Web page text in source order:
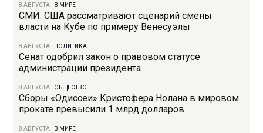
8 АВГУСТА В МИРЕ
СМИ: США рассматривают сценарий смены
власти на Кубе по примеру Венесуэлы
8 АВГУСТА ПОЛИТИКА
Сенат одобрил закон о правовом статусе
администрации президента
8 АВГУСТА ОБЩЕСТВО
Сборы «Одиссеи» Кристофера Нолана в мировом
прокате превысили 1 млрд долларов
8 АВГУСТА В МИРЕ